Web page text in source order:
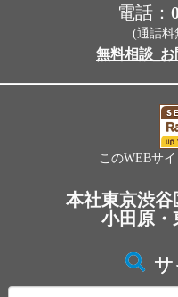
電話：
(通話料
無料相談_
このWEBサ
本社東京渋谷
小田原